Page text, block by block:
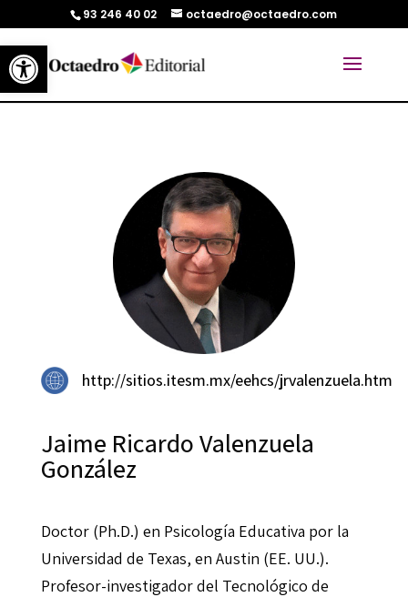
Abrir barra de herramientas
93 246 40 02 octaedro@octaedro.com
http://sitios.itesm.mx/eehcs/jrvalenzuela.htm
Jaime Ricardo Valenzuela
González
Doctor (Ph.D.) en Psicología Educativa por la
Universidad de Texas, en Austin (EE. UU.).
Profesor-investigador del Tecnológico de